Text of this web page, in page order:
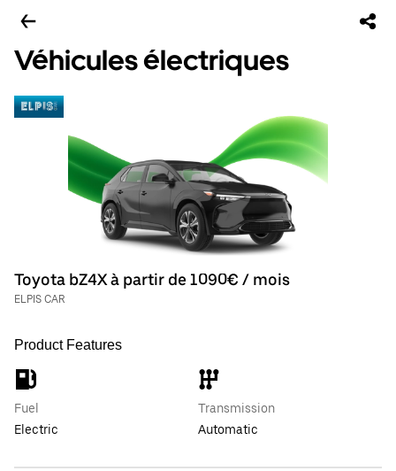
Véhicules électriques
Toyota bZ4X à partir de 1090€ / mois
ELPIS CAR
Product Features
Fuel
Electric
Transmission
Automatic